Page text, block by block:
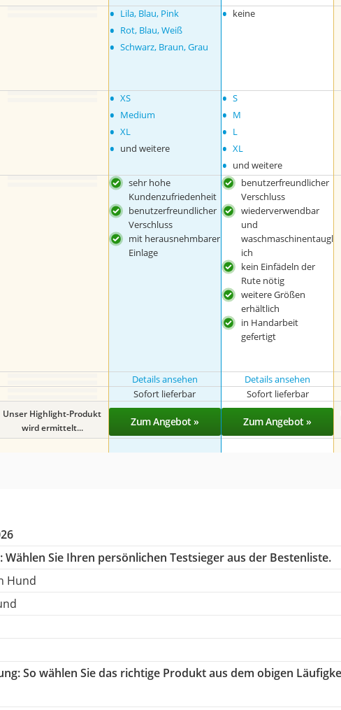
• Lila, Blau, Pink
• Rot, Blau, Weiß
• Schwarz, Braun, Grau
• keine
• XS
• Medium
• XL
• und weitere
• S
• M
• L
• XL
• und weitere
sehr hohe
Kundenzufriedenheit
benutzerfreundlicher
Verschluss
mit herausnehmbarer
Einlage
benutzerfreundlicher
Verschluss
wiederverwendbar
und
waschmaschinentaugl
ich
kein Einfädeln der
Rute nötig
weitere Größen
erhältlich
in Handarbeit
gefertigt
Details ansehen Details ansehen
Sofort lieferbar Sofort lieferbar
Unser Highlight-Produkt
wird ermittelt...
Zum Angebot » Zum Angebot »
Wählen Sie Ihren persönlichen Testsieger aus der Bestenliste.
Hund
: So wählen Sie das richtige Produkt aus dem obigen